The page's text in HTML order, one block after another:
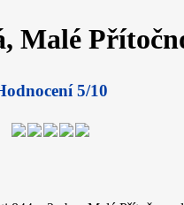
Malé
5/10